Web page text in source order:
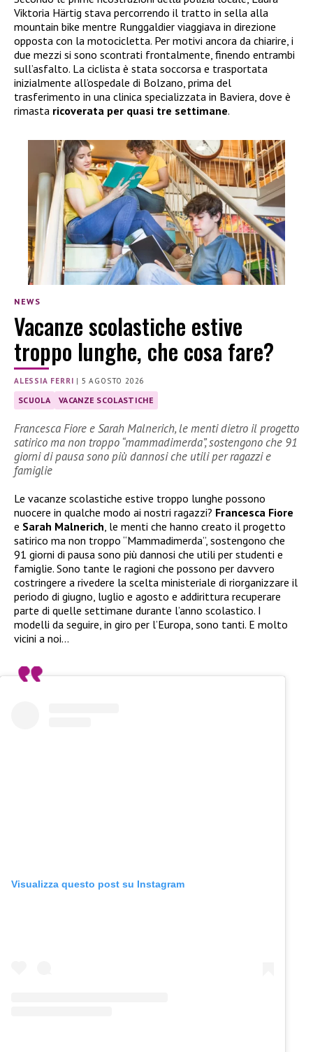
Viktoria Härtig stava percorrendo il tratto in sella alla
mountain bike mentre Runggaldier viaggiava in direzione
opposta con la motocicletta. Per motivi ancora da chiarire, i
due mezzi si sono scontrati frontalmente, finendo entrambi
sull’asfalto. La ciclista è stata soccorsa e trasportata
inizialmente all’ospedale di Bolzano, prima del
trasferimento in una clinica specializzata in Baviera, dove è
rimasta ricoverata per quasi tre settimane.
NEWS
Vacanze scolastiche estive
troppo lunghe, che cosa fare?
ALESSIA FERRI | 5 AGOSTO 2026
SCUOLA VACANZE SCOLASTICHE
Francesca Fiore e Sarah Malnerich, le menti dietro il progetto
satirico ma non troppo “mammadimerda”, sostengono che 91
giorni di pausa sono più dannosi che utili per ragazzi e
famiglie
Le vacanze scolastiche estive troppo lunghe possono
nuocere in qualche modo ai nostri ragazzi? Francesca Fiore
e Sarah Malnerich , le menti che hanno creato il progetto
satirico ma non troppo “Mammadimerda”, sostengono che
91 giorni di pausa sono più dannosi che utili per studenti e
famiglie. Sono tante le ragioni che possono per davvero
costringere a rivedere la scelta ministeriale di riorganizzare il
periodo di giugno, luglio e agosto e addirittura recuperare
parte di quelle settimane durante l’anno scolastico. I
modelli da seguire, in giro per l’Europa, sono tanti. E molto
vicini a noi…
Visualizza questo post su Instagram